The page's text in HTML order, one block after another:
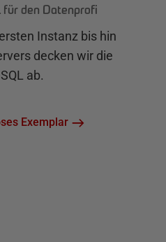
für den Datenprofi
Instanz bis hin
decken wir die
ab.
Exemplar